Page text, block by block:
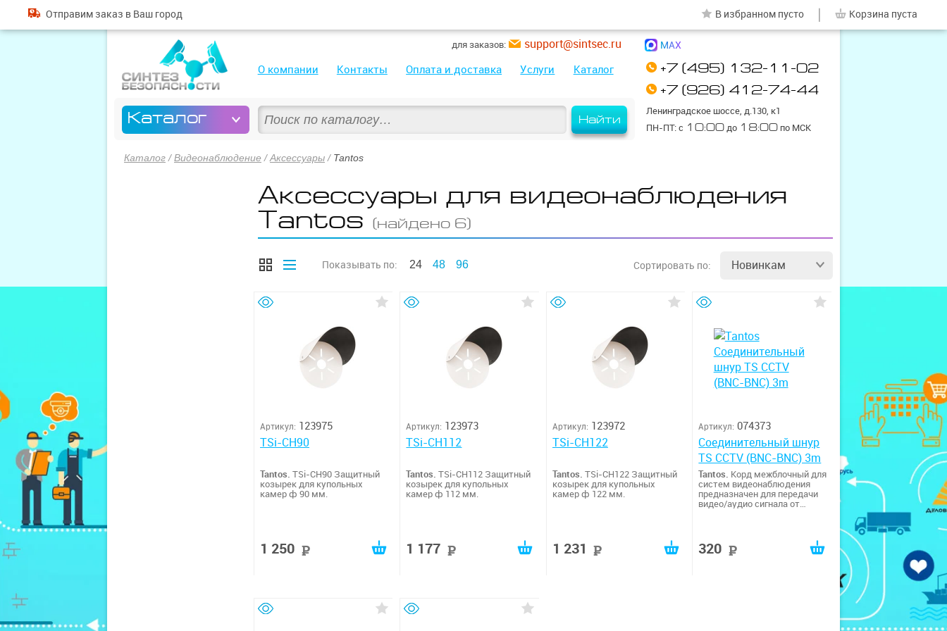
Найти
О компании Контакты Оплата и доставка Услуги Каталог
Каталог
+7 (495) 132-11-02
+7 (926) 412-74-44
Ленинградское шоссе, д.130, к1
ПН-ПТ: с 10:00 до 18:00 по МСК
для заказов: support@sintsec.ru MAX
Отправим заказ в Ваш город В избранном пусто Корзина пуста
Каталог /Видеонаблюдение /Аксессуары / Tantos
Аксессуары для видеонаблюдения
Tantos
(найдено 6)
Показывать по: 24 48 96 Сортировать по: Новинкам
Артикул: 123975
TSi-CH90
Tantos. TSi-CH90 Защитный
козырек для купольных
камер ф 90 мм.
1 250
Артикул: 123973
TSi-CH112
Tantos. TSi-CH112 Защитный
козырек для купольных
камер ф 112 мм.
1 177
Артикул: 123972
TSi-CH122
Tantos. TSi-CH122 Защитный
козырек для купольных
камер ф 122 мм.
1 231
Артикул: 074373
Соединительный шнур
TS CCTV (BNC-BNC) 3m
Tantos. Корд межблочный для
систем видеонаблюдения
предназначен для передачи
видео/аудио сигнала от
каждой стороны шнура
располагается штекер
320